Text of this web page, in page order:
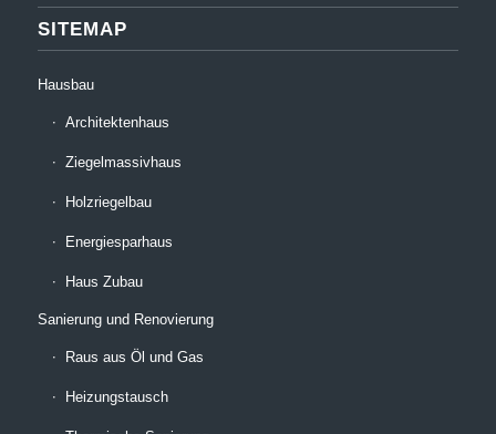
SITEMAP
Hausbau
Architektenhaus
Ziegelmassivhaus
Holzriegelbau
Energiesparhaus
Haus Zubau
Sanierung und Renovierung
Raus aus Öl und Gas
Heizungstausch